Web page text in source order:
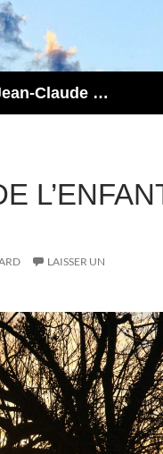
Regardauvergne – Gaël Jean-Claude GERARD
LAISSER UN